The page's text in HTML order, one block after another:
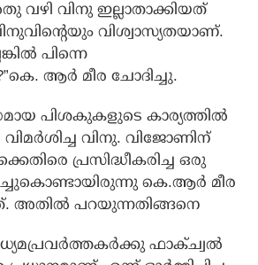
വഴി വിനു ഇല്ലാതാക്കിയത്
വിശ്വാസ്യതയാണ്.
പിന്നെ
ആര്‍ മീര ചോദിച്ചു.
പിശകുകളുടെ കാര്യത്തില്‍
വിനു. വിജോണിന്
പ്രസിദ്ധീകരിച്ച ഒരു
കെ.ആര്‍ മീര
അതില്‍ പറയുന്നതിങ്ങനെ
ഫാക്ച്വല്‍